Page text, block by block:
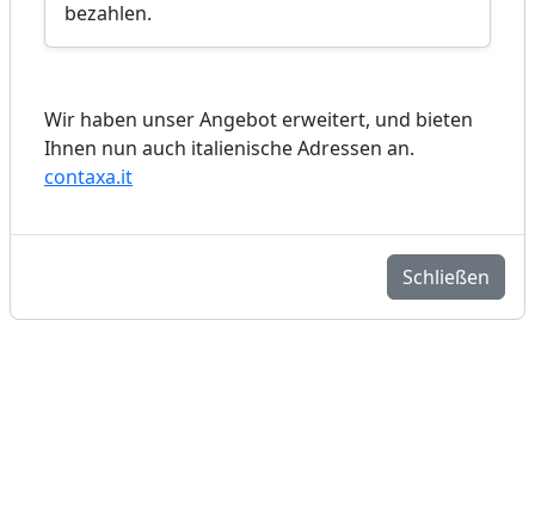
bezahlen.
Wir haben unser Angebot erweitert, und bieten
Ihnen nun auch italienische Adressen an.
contaxa.it
Schließen